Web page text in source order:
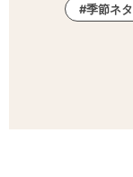
季節ネタ